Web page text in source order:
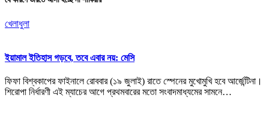
খেলাধুলা
ইয়ামাল ইতিহাস গড়বে, তবে এবার নয়: মেসি
ফিফা বিশ্বকাপের ফাইনালে রোববার (১৯ জুলাই) রাতে স্পেনের মুখোমুখি হবে আর্জেন্টিনা।
শিরোপা নির্ধারণী এই ম্যাচের আগে প্রথমবারের মতো সংবাদমাধ্যমের সামনে…